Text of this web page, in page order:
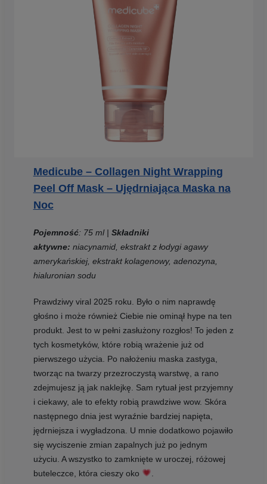
Medicube – Collagen Night Wrapping
Peel Off Mask – Ujędrniająca Maska na
Noc
Pojemność: 75 ml | Składniki
aktywne: niacynamid, ekstrakt z łodygi agawy
amerykańskiej, ekstrakt kolagenowy, adenozyna,
hialuronian sodu
Prawdziwy viral 2025 roku. Było o nim naprawdę
głośno i może również Ciebie nie ominął hype na ten
produkt. Jest to w pełni zasłużony rozgłos! To jeden z
tych kosmetyków, które robią wrażenie już od
pierwszego użycia. Po nałożeniu maska zastyga,
tworząc na twarzy przezroczystą warstwę, a rano
zdejmujesz ją jak naklejkę. Sam rytuał jest przyjemny
i ciekawy, ale to efekty robią prawdziwe wow. Skóra
następnego dnia jest wyraźnie bardziej napięta,
jędrniejsza i wygładzona. U mnie dodatkowo pojawiło
się wyciszenie zmian zapalnych już po jednym
użyciu. A wszystko to zamknięte w uroczej, różowej
buteleczce, która cieszy oko